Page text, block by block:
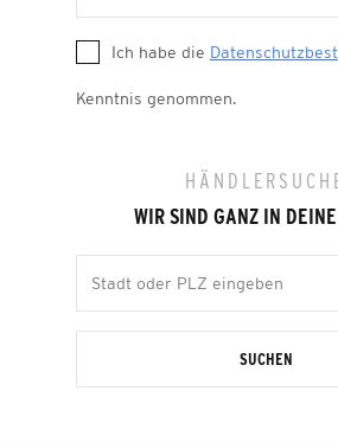
Ich habe die
Kenntnis genommen.
WIR SIND GANZ IN
SUCHEN